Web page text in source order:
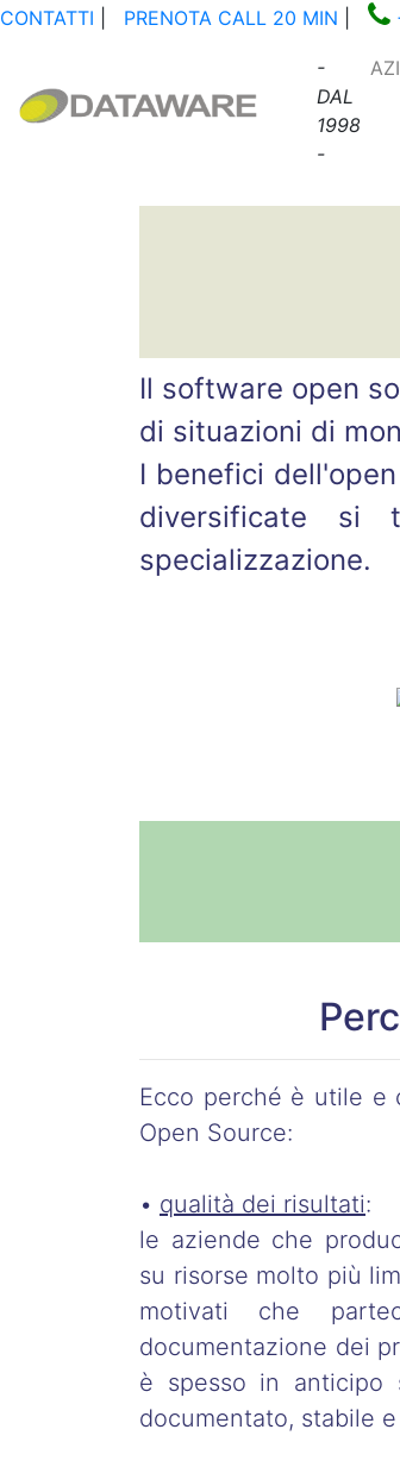
CONTATTI PRENOTA CALL 20 MIN
-
DAL
1998
-
Il software open
di situazioni di
I benefici
diversificate si
specializzazione.
Ecco perché è utile e
Open Source:
• qualità dei risultati:
le aziende che
su risorse molto più
motivati che
documentazione dei
è spesso in anticipo
documentato, stabile